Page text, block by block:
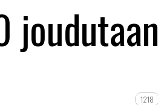
joudutaan
1218